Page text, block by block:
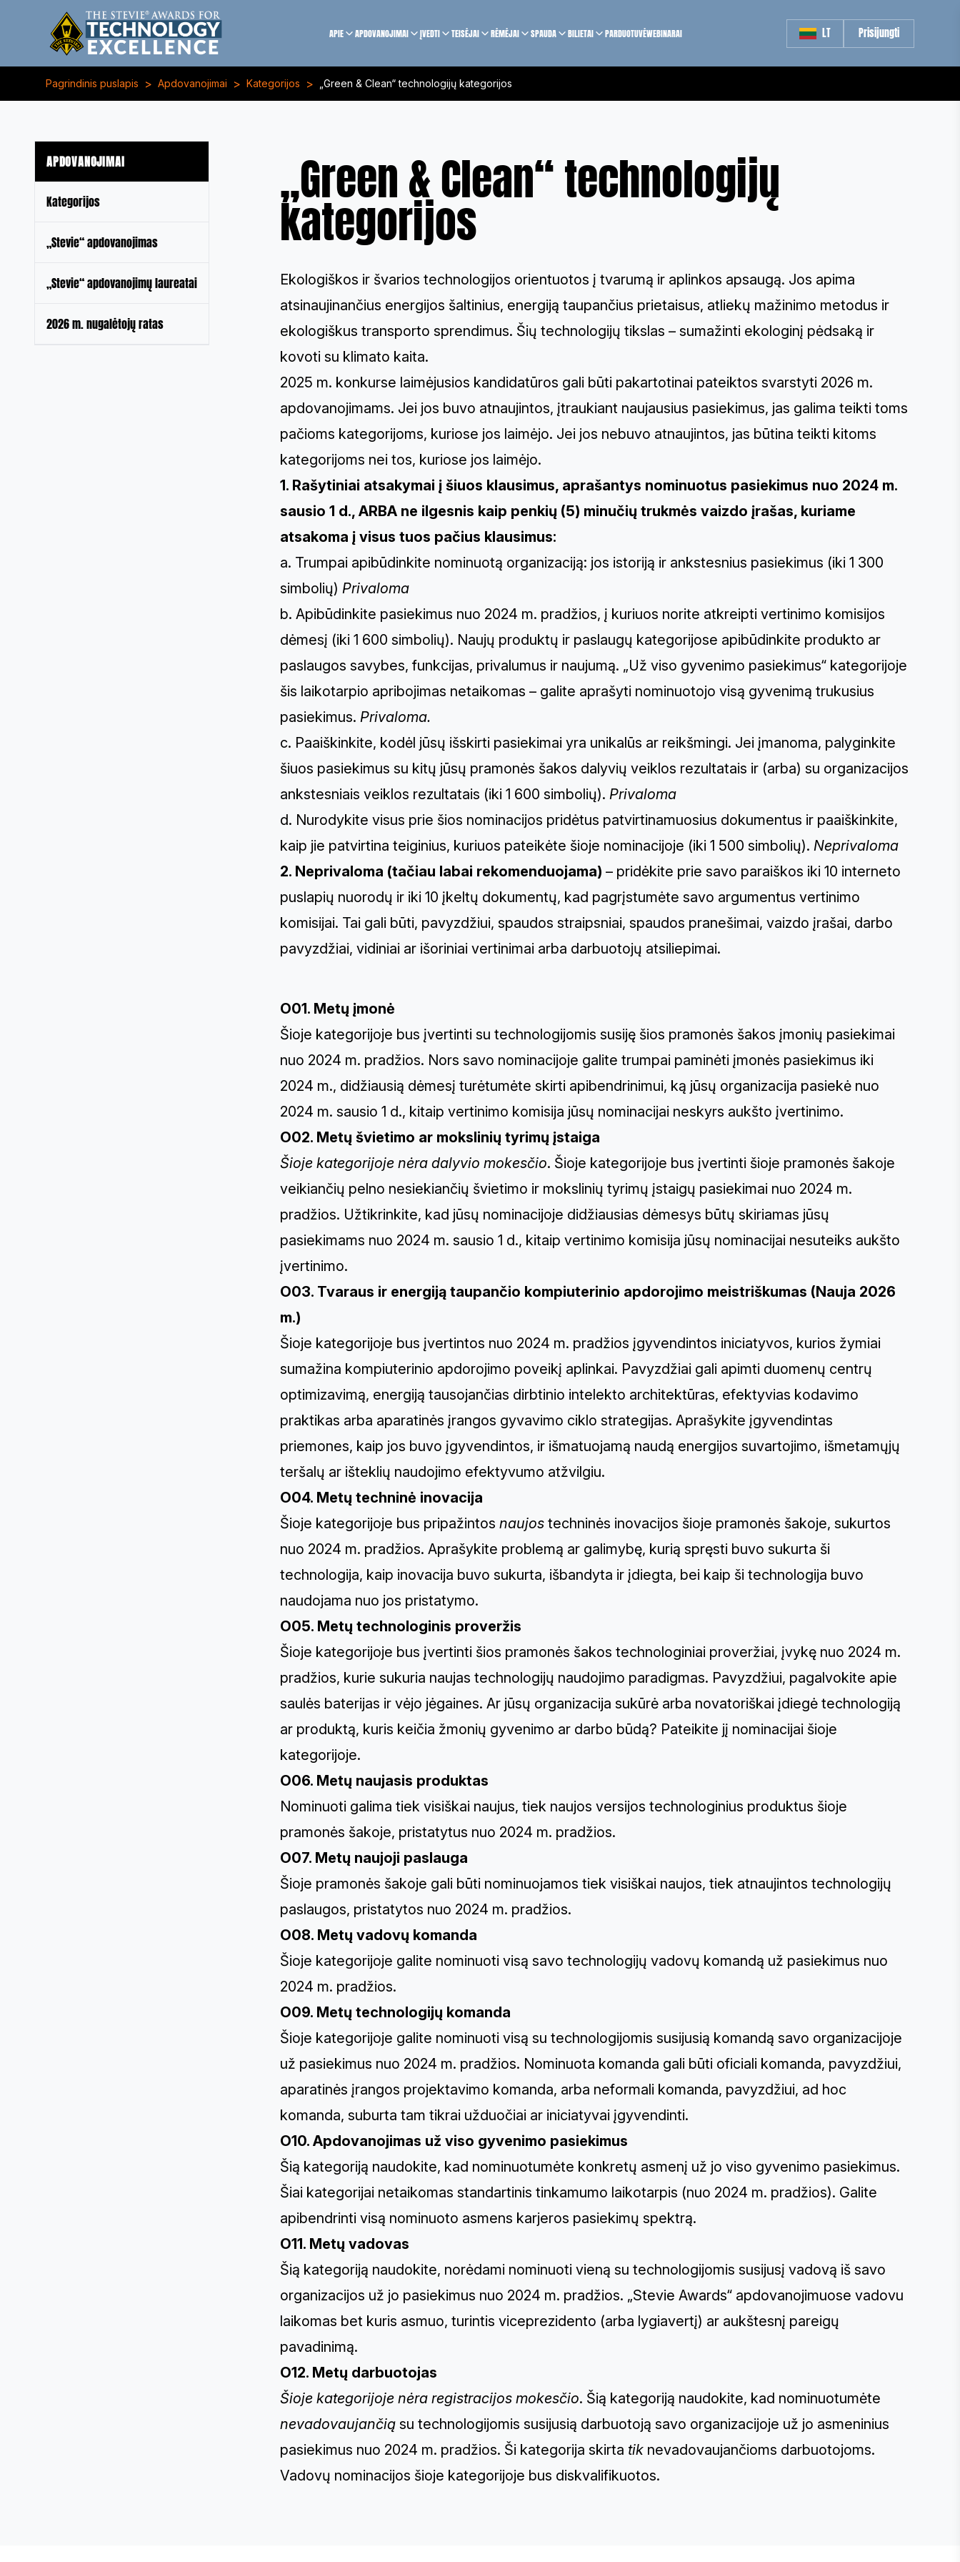
APIE APDOVANOJIMAI ĮVEDTI TEISĖJAI RĖMĖJAI SPAUDA BILIETAI PARDUOTUVĖWEBINARAI LT Prisijungti
Pagrindinis puslapis > Apdovanojimai > Kategorijos > „Green & Clean“ technologijų kategorijos
APDOVANOJIMAI
Kategorijos
„Stevie“ apdovanojimas
„Stevie“ apdovanojimų laureatai
2026 m. nugalėtojų ratas
„Green & Clean“ technologijų
kategorijos
Ekologiškos ir švarios technologijos orientuotos į tvarumą ir aplinkos apsaugą. Jos apima
atsinaujinančius energijos šaltinius, energiją taupančius prietaisus, atliekų mažinimo metodus ir
ekologiškus transporto sprendimus. Šių technologijų tikslas – sumažinti ekologinį pėdsaką ir
kovoti su klimato kaita.
2025 m. konkurse laimėjusios kandidatūros gali būti pakartotinai pateiktos svarstyti 2026 m.
apdovanojimams. Jei jos buvo atnaujintos, įtraukiant naujausius pasiekimus, jas galima teikti toms
pačioms kategorijoms, kuriose jos laimėjo. Jei jos nebuvo atnaujintos, jas būtina teikti kitoms
kategorijoms nei tos, kuriose jos laimėjo.
1. Rašytiniai atsakymai į šiuos klausimus, aprašantys nominuotus pasiekimus nuo 2024 m.
sausio 1 d., ARBA ne ilgesnis kaip penkių (5) minučių trukmės vaizdo įrašas, kuriame
atsakoma į visus tuos pačius klausimus:
a. Trumpai apibūdinkite nominuotą organizaciją: jos istoriją ir ankstesnius pasiekimus (iki 1 300
simbolių) Privaloma
b. Apibūdinkite pasiekimus nuo 2024 m. pradžios, į kuriuos norite atkreipti vertinimo komisijos
dėmesį (iki 1 600 simbolių). ​​Naujų produktų ir paslaugų kategorijose apibūdinkite produkto ar
paslaugos savybes, funkcijas, privalumus ir naujumą. „Už viso gyvenimo pasiekimus“ kategorijoje
šis laikotarpio apribojimas netaikomas – galite aprašyti nominuotojo visą gyvenimą trukusius
pasiekimus. Privaloma.
c. Paaiškinkite, kodėl jūsų išskirti pasiekimai yra unikalūs ar reikšmingi. Jei įmanoma, palyginkite
šiuos pasiekimus su kitų jūsų pramonės šakos dalyvių veiklos rezultatais ir (arba) su organizacijos
ankstesniais veiklos rezultatais (iki 1 600 simbolių). Privaloma
d. Nurodykite visus prie šios nominacijos pridėtus patvirtinamuosius dokumentus ir paaiškinkite,
kaip jie patvirtina teiginius, kuriuos pateikėte šioje nominacijoje (iki 1 500 simbolių). Neprivaloma
2. Neprivaloma (tačiau labai rekomenduojama) – pridėkite prie savo paraiškos iki 10 interneto
puslapių nuorodų ir iki 10 įkeltų dokumentų, kad pagrįstumėte savo argumentus vertinimo
komisijai. Tai gali būti, pavyzdžiui, spaudos straipsniai, spaudos pranešimai, vaizdo įrašai, darbo
pavyzdžiai, vidiniai ar išoriniai vertinimai arba darbuotojų atsiliepimai.
O01. Metų įmonė
Šioje kategorijoje bus įvertinti su technologijomis susiję šios pramonės šakos įmonių pasiekimai
nuo 2024 m. pradžios. Nors savo nominacijoje galite trumpai paminėti įmonės pasiekimus iki
2024 m., didžiausią dėmesį turėtumėte skirti apibendrinimui, ką jūsų organizacija pasiekė nuo
2024 m. sausio 1 d., kitaip vertinimo komisija jūsų nominacijai neskyrs aukšto įvertinimo.
O02. Metų švietimo ar mokslinių tyrimų įstaiga
Šioje kategorijoje nėra dalyvio mokesčio. Šioje kategorijoje bus įvertinti šioje pramonės šakoje
veikiančių pelno nesiekiančių švietimo ir mokslinių tyrimų įstaigų pasiekimai nuo 2024 m.
pradžios. Užtikrinkite, kad jūsų nominacijoje didžiausias dėmesys būtų skiriamas jūsų
pasiekimams nuo 2024 m. sausio 1 d., kitaip vertinimo komisija jūsų nominacijai nesuteiks aukšto
įvertinimo.
O03. Tvaraus ir energiją taupančio kompiuterinio apdorojimo meistriškumas (Nauja 2026
m.)
Šioje kategorijoje bus įvertintos nuo 2024 m. pradžios įgyvendintos iniciatyvos, kurios žymiai
sumažina kompiuterinio apdorojimo poveikį aplinkai. Pavyzdžiai gali apimti duomenų centrų
optimizavimą, energiją tausojančias dirbtinio intelekto architektūras, efektyvias kodavimo
praktikas arba aparatinės įrangos gyvavimo ciklo strategijas. Aprašykite įgyvendintas
priemones, kaip jos buvo įgyvendintos, ir išmatuojamą naudą energijos suvartojimo, išmetamųjų
teršalų ar išteklių naudojimo efektyvumo atžvilgiu.
O04. Metų techninė inovacija
Šioje kategorijoje bus pripažintos naujos techninės inovacijos šioje pramonės šakoje, sukurtos
nuo 2024 m. pradžios. Aprašykite problemą ar galimybę, kurią spręsti buvo sukurta ši
technologija, kaip inovacija buvo sukurta, išbandyta ir įdiegta, bei kaip ši technologija buvo
naudojama nuo jos pristatymo.
O05. Metų technologinis proveržis
Šioje kategorijoje bus įvertinti šios pramonės šakos technologiniai proveržiai, įvykę nuo 2024 m.
pradžios, kurie sukuria naujas technologijų naudojimo paradigmas. Pavyzdžiui, pagalvokite apie
saulės baterijas ir vėjo jėgaines. Ar jūsų organizacija sukūrė arba novatoriškai įdiegė technologiją
ar produktą, kuris keičia žmonių gyvenimo ar darbo būdą? Pateikite jį nominacijai šioje
kategorijoje.
O06. Metų naujasis produktas
Nominuoti galima tiek visiškai naujus, tiek naujos versijos technologinius produktus šioje
pramonės šakoje, pristatytus nuo 2024 m. pradžios.
O07. Metų naujoji paslauga
Šioje pramonės šakoje gali būti nominuojamos tiek visiškai naujos, tiek atnaujintos technologijų
paslaugos, pristatytos nuo 2024 m. pradžios.
O08. Metų vadovų komanda
Šioje kategorijoje galite nominuoti visą savo technologijų vadovų komandą už pasiekimus nuo
2024 m. pradžios.
O09. Metų technologijų komanda
Šioje kategorijoje galite nominuoti visą su technologijomis susijusią komandą savo organizacijoje
už pasiekimus nuo 2024 m. pradžios. Nominuota komanda gali būti oficiali komanda, pavyzdžiui,
aparatinės įrangos projektavimo komanda, arba neformali komanda, pavyzdžiui, ad hoc
komanda, suburta tam tikrai užduočiai ar iniciatyvai įgyvendinti.
O10. Apdovanojimas už viso gyvenimo pasiekimus
Šią kategoriją naudokite, kad nominuotumėte konkretų asmenį už jo viso gyvenimo pasiekimus.
Šiai kategorijai netaikomas standartinis tinkamumo laikotarpis (nuo 2024 m. pradžios). Galite
apibendrinti visą nominuoto asmens karjeros pasiekimų spektrą.
O11. Metų vadovas
Šią kategoriją naudokite, norėdami nominuoti vieną su technologijomis susijusį vadovą iš savo
organizacijos už jo pasiekimus nuo 2024 m. pradžios. „Stevie Awards“ apdovanojimuose vadovu
laikomas bet kuris asmuo, turintis viceprezidento (arba lygiavertį) ar aukštesnį pareigų
pavadinimą.
O12. Metų darbuotojas
Šioje kategorijoje nėra registracijos mokesčio. Šią kategoriją naudokite, kad nominuotumėte
nevadovaujančią su technologijomis susijusią darbuotoją savo organizacijoje už jo asmeninius
pasiekimus nuo 2024 m. pradžios. Ši kategorija skirta tik nevadovaujančioms darbuotojoms.
Vadovų nominacijos šioje kategorijoje bus diskvalifikuotos.